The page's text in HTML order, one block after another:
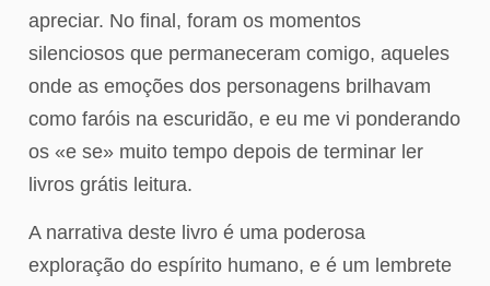
apreciar. No final, foram os momentos
silenciosos que permaneceram comigo, aqueles
onde as emoções dos personagens brilhavam
como faróis na escuridão, e eu me vi ponderando
os «e se» muito tempo depois de terminar ler
livros grátis leitura.
A narrativa deste livro é uma poderosa
exploração do espírito humano, e é um lembrete